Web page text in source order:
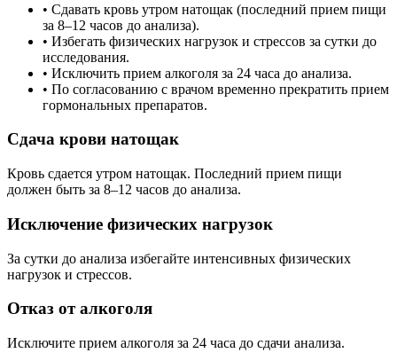
• Сдавать кровь утром натощак (последний прием пищи
за 8–12 часов до анализа).
• Избегать физических нагрузок и стрессов за сутки до
исследования.
• Исключить прием алкоголя за 24 часа до анализа.
• По согласованию с врачом временно прекратить прием
гормональных препаратов.
Сдача крови натощак
Кровь сдается утром натощак. Последний прием пищи
должен быть за 8–12 часов до анализа.
Исключение физических нагрузок
За сутки до анализа избегайте интенсивных физических
нагрузок и стрессов.
Отказ от алкоголя
Исключите прием алкоголя за 24 часа до сдачи анализа.